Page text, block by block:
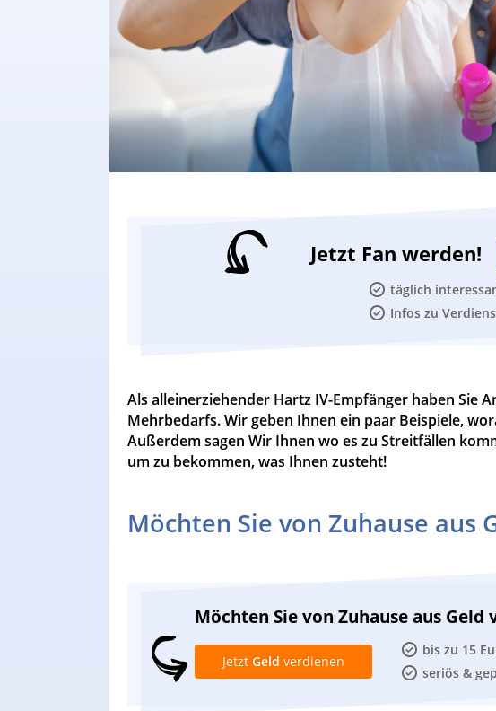
Jetzt Fan werden!
täglich
Infos zu
Als alleinerziehender Hartz IV-Empfänger haben Sie
Mehrbedarfs. Wir geben Ihnen ein paar Beispiele,
Außerdem sagen Wir Ihnen wo es zu Streitfällen
um zu bekommen, was Ihnen zusteht!
Möchten Sie von Zuhause aus
Möchten Sie von Zuhause aus Geld
bis zu 15
seriös &
Jetzt Geld verdienen